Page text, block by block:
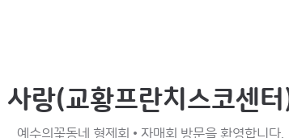
사랑(교황프란치스코센
예수의꽃동네 형제회 • 자매회 방문을 환영합니다.